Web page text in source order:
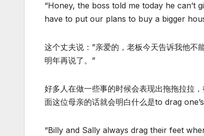
“Honey, the boss told me today he can’t
have to put our plans to buy a bigger
这个丈夫说：”亲爱的，老板今天告诉我他不
明年再说了。”
好多人在做一些事的时候会表现出拖拖拉拉
面这位母亲的话就会明白什么是to drag
“Billy and Sally always drag their feet